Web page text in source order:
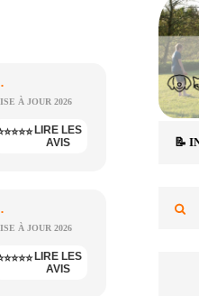
À JOUR 2026
LIRE LES
AVIS
À JOUR 2026
LIRE LES
AVIS
📝